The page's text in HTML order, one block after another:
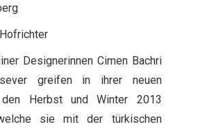
Designerinnen Cimen Bachri
greifen in ihrer neuen
Herbst und Winter 2013
sie mit der türkischen